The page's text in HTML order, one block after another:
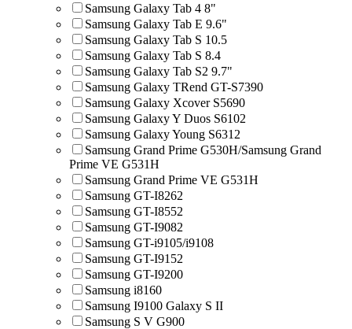
Samsung Galaxy Tab 4 8"
Samsung Galaxy Tab E 9.6"
Samsung Galaxy Tab S 10.5
Samsung Galaxy Tab S 8.4
Samsung Galaxy Tab S2 9.7"
Samsung Galaxy TRend GT-S7390
Samsung Galaxy Xcover S5690
Samsung Galaxy Y Duos S6102
Samsung Galaxy Young S6312
Samsung Grand Prime G530H/Samsung Grand
Prime VE G531H
Samsung Grand Prime VE G531H
Samsung GT-I8262
Samsung GT-I8552
Samsung GT-I9082
Samsung GT-i9105/i9108
Samsung GT-I9152
Samsung GT-I9200
Samsung i8160
Samsung I9100 Galaxy S II
Samsung S V G900